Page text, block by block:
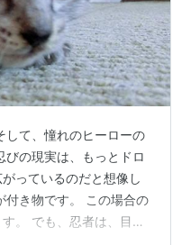
して、憧れのヒーローの
の現実は、もっとドロ
っているのだと想像し
付き物です。 この場合の
。 でも、忍者は、目眩